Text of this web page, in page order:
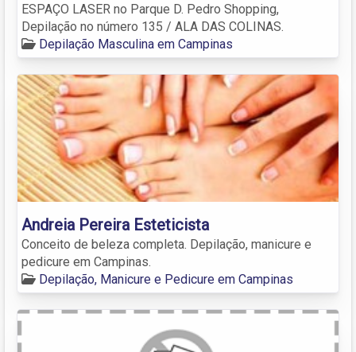
ESPAÇO LASER no Parque D. Pedro Shopping,
Depilação no número 135 / ALA DAS COLINAS.
Depilação Masculina em Campinas
Andreia Pereira Esteticista
Conceito de beleza completa. Depilação, manicure e
pedicure em Campinas.
Depilação, Manicure e Pedicure em Campinas